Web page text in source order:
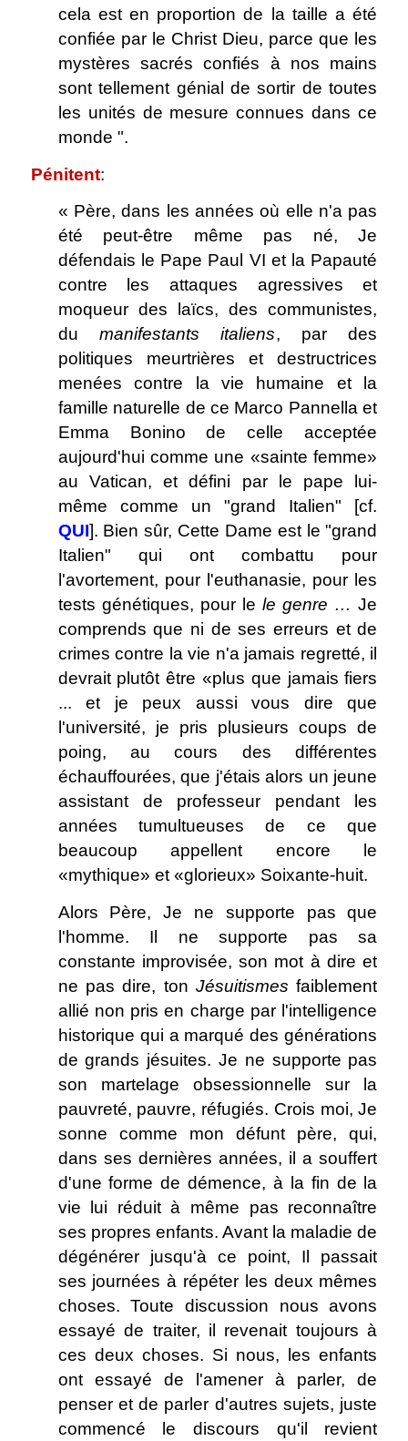
cela est en proportion de la taille a été
confiée par le Christ Dieu, parce que les
mystères sacrés confiés à nos mains
sont tellement génial de sortir de toutes
les unités de mesure connues dans ce
monde ".
Pénitent:
« Père, dans les années où elle n'a pas
été peut-être même pas né, Je
défendais le Pape Paul VI et la Papauté
contre les attaques agressives et
moqueur des laïcs, des communistes,
dumanifestants italiens, par des
politiques meurtrières et destructrices
menées contre la vie humaine et la
famille naturelle de ce Marco Pannella et
Emma Bonino de celle acceptée
aujourd'hui comme une «sainte femme»
au Vatican, et défini par le pape lui-
même comme un "grand Italien" [cf.
QUI]. Bien sûr, Cette Dame est le "grand
Italien" qui ont combattu pour
l'avortement, pour l'euthanasie, pour les
tests génétiques, pour lele genre … Je
comprends que ni de ses erreurs et de
crimes contre la vie n'a jamais regretté, il
devrait plutôt être «plus que jamais fiers
... et je peux aussi vous dire que
l'université, je pris plusieurs coups de
poing, au cours des différentes
échauffourées, que j'étais alors un jeune
assistant de professeur pendant les
années tumultueuses de ce que
beaucoup appellent encore le
«mythique» et «glorieux» Soixante-huit.
Alors Père, Je ne supporte pas que
l'homme. Il ne supporte pas sa
constante improvisée, son mot à dire et
ne pas dire, tonJésuitismes faiblement
allié non pris en charge par l'intelligence
historique qui a marqué des générations
de grands jésuites. Je ne supporte pas
son martelage obsessionnelle sur la
pauvreté, pauvre, réfugiés. Crois moi, Je
sonne comme mon défunt père, qui,
dans ses dernières années, il a souffert
d'une forme de démence, à la fin de la
vie lui réduit à même pas reconnaître
ses propres enfants. Avant la maladie de
dégénérer jusqu'à ce point, Il passait
ses journées à répéter les deux mêmes
choses. Toute discussion nous avons
essayé de traiter, il revenait toujours à
ces deux choses. Si nous, les enfants
ont essayé de l'amener à parler, de
penser et de parler d'autres sujets, juste
commencé le discours qu'il revient